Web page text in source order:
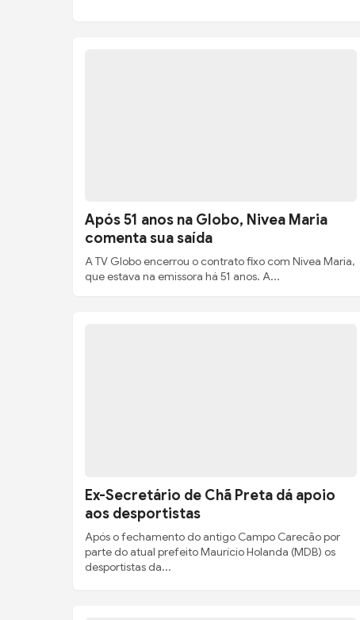
Após 51 anos na Globo, Nivea Maria
comenta sua saída
A TV Globo encerrou o contrato fixo com Nivea Maria,
que estava na emissora há 51 anos. A...
Ex-Secretário de Chã Preta dá apoio
aos desportistas
Após o fechamento do antigo Campo Carecão por
parte do atual prefeito Maurício Holanda (MDB) os
desportistas da...